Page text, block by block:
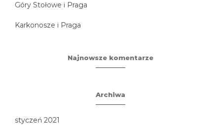
Góry Stołowe i Praga
Karkonosze i Praga
Najnowsze komentarze
Archiwa
styczeń 2021